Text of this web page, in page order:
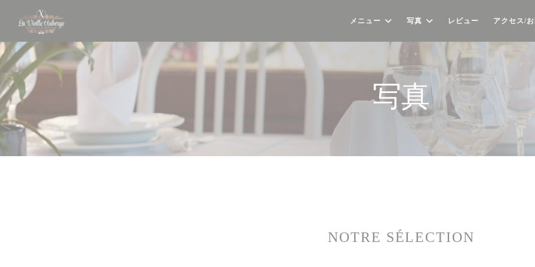
メニュー 写真 レビュー アクセス/
写真
NOTRE SÉLECTION